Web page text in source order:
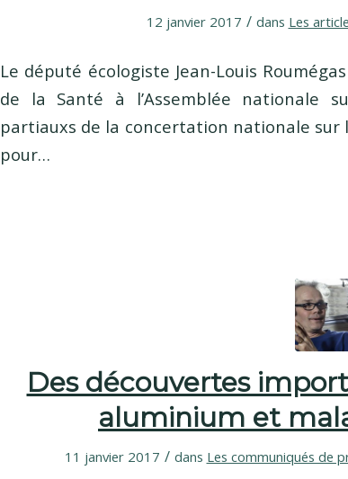
12 janvier 2017 / dans Les
Le député écologiste Jean-Louis
de la Santé à l’Assemblée nationale
partiauxs de la concertation nationale sur
pour…
Des découvertes
aluminium et
11 janvier 2017 / dans Les communiqués de